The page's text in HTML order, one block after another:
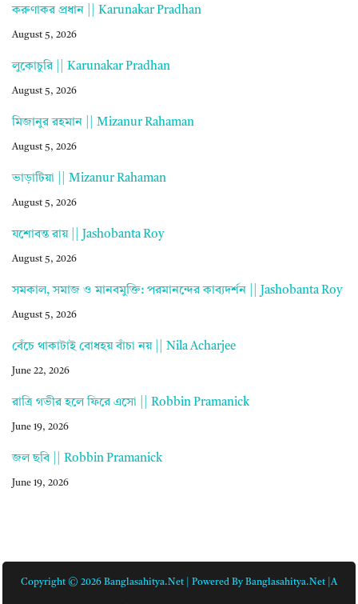
করুণাকর প্রধান || Karunakar Pradhan
August 5, 2026
লুকোচুরি || Karunakar Pradhan
August 5, 2026
মিজানুর রহমান || Mizanur Rahaman
August 5, 2026
ভাড়াটিয়া || Mizanur Rahaman
August 5, 2026
যশোবন্ত রায় || Jashobanta Roy
August 5, 2026
সমকাল, সমাজ ও মানবমুক্তি: পরমানন্দের কাব্যদর্শন || Jashobanta Roy
August 5, 2026
বেঁচে থাকাটাই বোধহয় বাঁচা নয় || Nila Acharjee
June 22, 2026
রাত্রি গভীর হলে ফিরে এসো || Robbin Pramanick
June 19, 2026
জল ছবি || Robbin Pramanick
June 19, 2026
Copyright © 2026 Banglasahitya.net | Powered By Banglasahitya.net |A